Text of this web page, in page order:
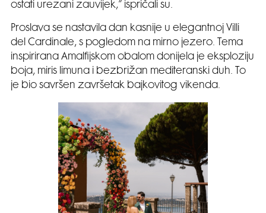
ostati urezani zauvijek,” ispričali su.
Proslava se nastavila dan kasnije u elegantnoj Villi
del Cardinale, s pogledom na mirno jezero. Tema
inspirirana Amalfijskom obalom donijela je eksploziju
boja, miris limuna i bezbrižan mediteranski duh. To
je bio savršen završetak bajkovitog vikenda.